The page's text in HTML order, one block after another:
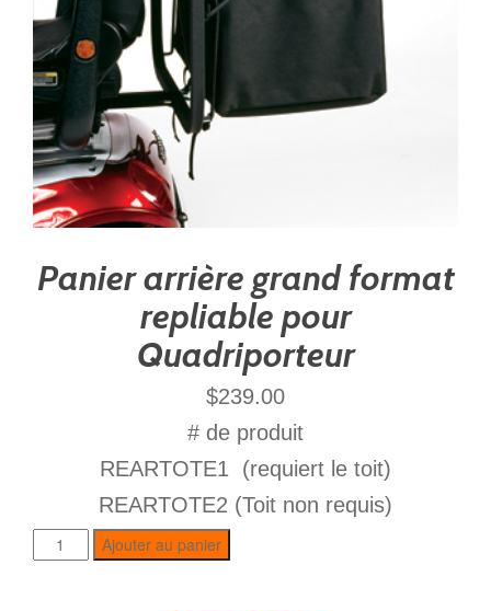
Panier arrière grand format
repliable pour
Quadriporteur
$239.00
# de produit
REARTOTE1 (requiert le toit)
REARTOTE2 (Toit non requis)
Ajouter au panier